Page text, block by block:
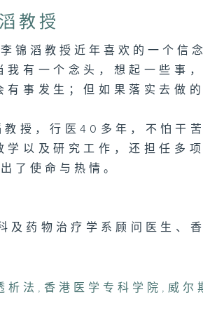
教授
锦滔教授近年喜欢的一个信念
有一个念头，想起一些事
事发生；但如果落实去做
授，行医40多年，不怕干
以及研究工作，还担任多
了使命与热情。
及药物治疗学系顾问医生、
析法 , 香港医学专科学院 , 威尔